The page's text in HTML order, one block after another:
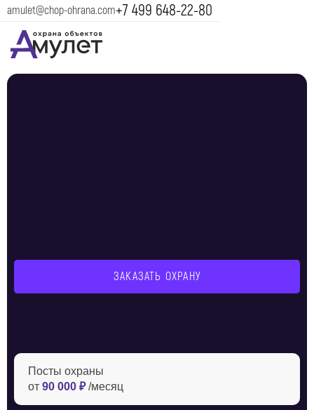
amulet@chop-ohrana.com+7 499 648-22-80
ЗАКАЗАТЬ ОХРАНУ
Посты охраны
от 90 000 ₽/месяц